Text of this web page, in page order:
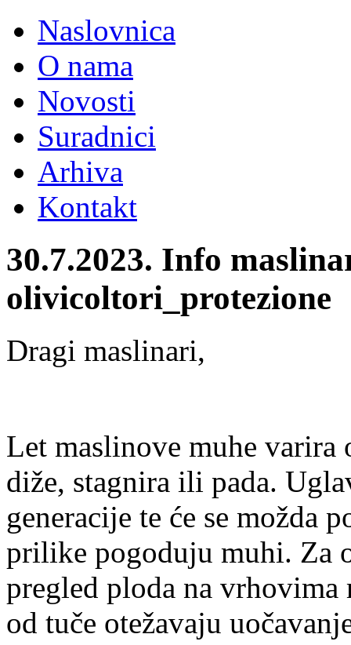
Naslovnica
O nama
Novosti
Suradnici
Arhiva
Kontakt
30.7.2023. Info
olivicoltori_protezione
Dragi maslinari,
Let maslinove muhe
diže, stagnira ili pada.
generacije te će se možda
prilike pogoduju muhi. Za
pregled ploda na vrhovima
od tuče otežavaju